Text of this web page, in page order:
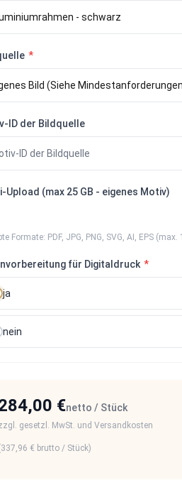
*
ID der Bildquelle
Upload (max 25 GB - eigenes Motiv)
Formate: PDF, JPG, PNG, SVG, AI, EPS (max.
für Digitaldruck *
ja
nein
€netto / Stück
gesetzl. MwSt. und Versandkosten
337,96 €brutto / Stück)